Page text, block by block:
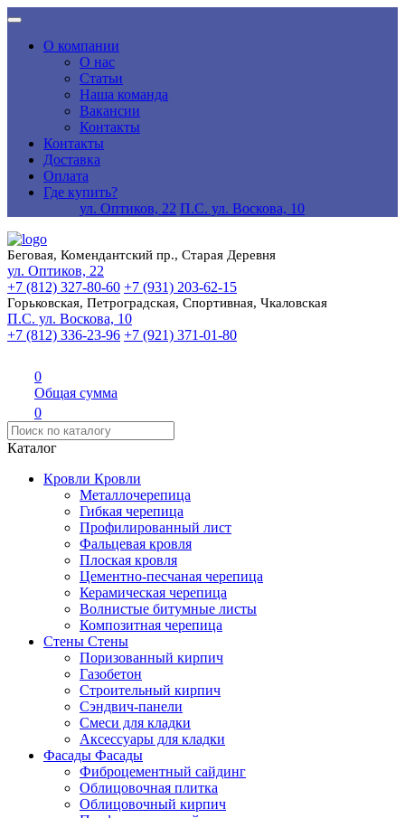
О компании
О нас
Статьи
Наша команда
Вакансии
Контакты
Контакты
Доставка
Оплата
Где купить?
ул. Оптиков, 22 П.С. ул. Воскова, 10
Беговая, Комендантский пр., Старая Деревня
ул. Оптиков, 22
+7 (812) 327-80-60 +7 (931) 203-62-15
Горьковская, Петроградская, Спортивная, Чкаловская
П.С. ул. Воскова, 10
+7 (812) 336-23-96 +7 (921) 371-01-80
0
Общая сумма
0
Каталог
Кровли Кровли
Металлочерепица
Гибкая черепица
Профилированный лист
Фальцевая кровля
Плоская кровля
Цементно-песчаная черепица
Керамическая черепица
Волнистые битумные листы
Композитная черепица
Стены Стены
Поризованный кирпич
Газобетон
Строительный кирпич
Сэндвич-панели
Смеси для кладки
Аксессуары для кладки
Фасады Фасады
Фиброцементный сайдинг
Облицовочная плитка
Облицовочный кирпич